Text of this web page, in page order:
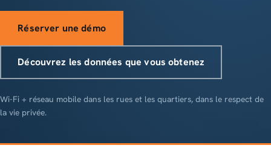
Réserver une démo
Découvrez les données que vous obtenez
Wi-Fi + réseau mobile dans les rues et les quartiers, dans le respect de
la vie privée.